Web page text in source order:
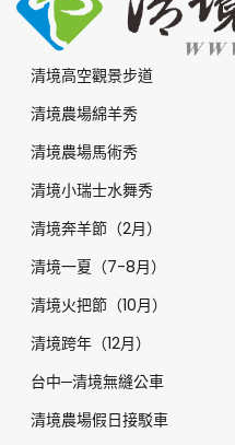
清境高空觀景步道
清境農場綿羊秀
清境農場馬術秀
清境小瑞士水舞秀
清境奔羊節（2月）
清境一夏（7-8月）
清境火把節（10月）
清境跨年（12月）
台中─清境無縫公車
清境農場假日接駁車